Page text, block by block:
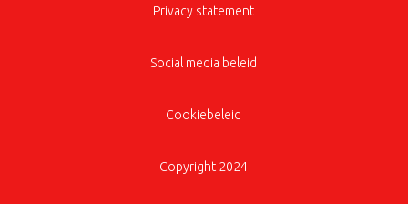
Privacy statement
Social media beleid
Cookiebeleid
Copyright 2024